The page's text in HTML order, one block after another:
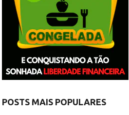
POSTS MAIS POPULARES